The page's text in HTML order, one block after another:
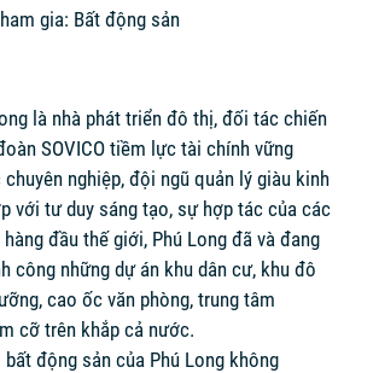
gia: Bất động sản
là nhà phát triển đô thị, đối tác chiến
SOVICO tiềm lực tài chính vững
nghiệp, đội ngũ quản lý giàu kinh
với tư duy sáng tạo, sự hợp tác của các
đầu thế giới, Phú Long đã và đang
công những dự án khu dân cư, khu đô
cao ốc văn phòng, trung tâm
cỡ trên khắp cả nước.
bất động sản của Phú Long không